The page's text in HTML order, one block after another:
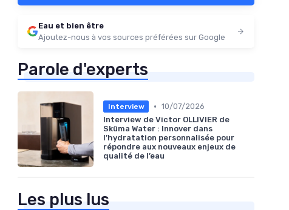
Eau et bien être
Ajoutez-nous à vos sources préférées sur Google
Parole d'experts
Interview • 10/07/2026
Interview de Victor OLLIVIER de
Sküma Water : Innover dans
l’hydratation personnalisée pour
répondre aux nouveaux enjeux de
qualité de l’eau
Les plus lus